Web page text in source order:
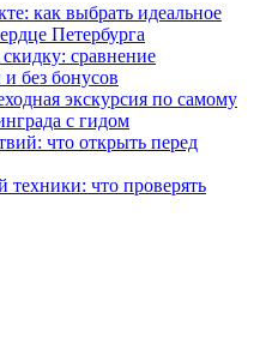
как выбрать идеальное
Петербурга
сравнение
без бонусов
экскурсия по самому
с гидом
что открыть перед
техники: что проверять